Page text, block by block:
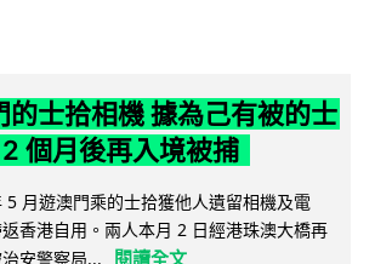
的士拾相機 據為己有被的士
個月後再入境被捕
5 月遊澳門乘的士拾獲他人遺留相機及電
香港自用。兩人本月 2 日經港珠澳大橋再
安警察局...
閱讀全文